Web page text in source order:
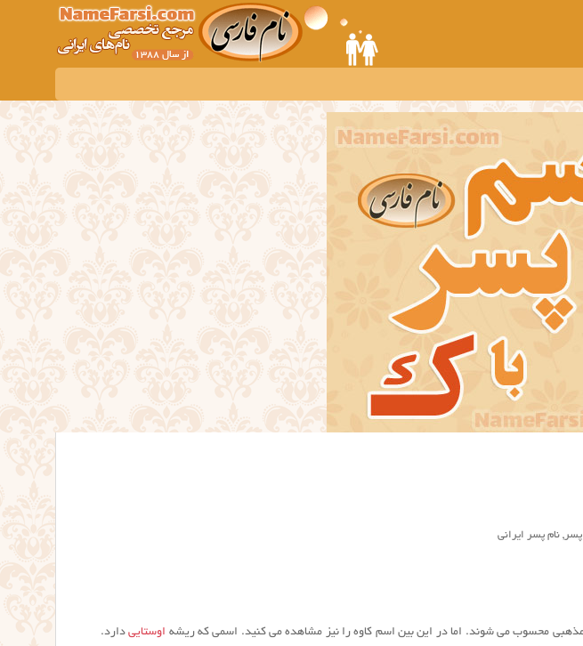
, نام پسر ایرانی
محسوب می شوند. اما در این بین اسم کاوه را نیز مشاهده می کنید. اسمی که ریشه اوستاییدارد.